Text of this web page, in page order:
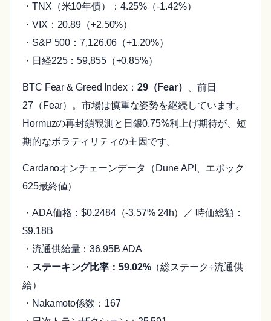
・TNX（米10年債）：4.25%（-1.42%）
・VIX：20.89（+2.50%）
・S&P 500：7,126.06（+1.20%）
・日経225：59,855（+0.85%）
BTC Fear & Greed Index： 29（Fear）
、前日
27（Fear）。市場は慎重な姿勢を継続しています。
Hormuzの再封鎖観測と日銀0.75%利上げ期待が、短
期的なボラティリティの主因です。
Cardanoオンチェーンデータ（Dune API、エポック
625最終値）
・ADA価格：$0.2484（-3.57% 24h）／ 時価総額：
$9.18B
・流通供給量：36.95B ADA
・ ステーキング比率：59.02%（総ステーク÷流通供
給）
・Nakamoto係数：167